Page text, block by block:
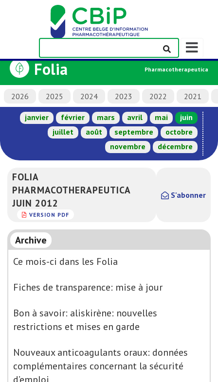
Afficher/
la
de
navigation
Folia Pharmacotherapeutica
2026 2025 2024 2023 2022 2021
janvier février mars avril mai
juin
juillet
août septembre
octobre
novembre
décembre
FOLIA
PHARMACOTHERAPEUTICA
JUIN 2012
VERSION PDF
S'abonner
Archive
Ce mois-ci dans les Folia
Fiches de transparence: mise à jour
Bon à savoir: aliskirène: nouvelles
restrictions et mises en garde
Nouveaux anticoagulants oraux: données
complémentaires concernant la sécurité